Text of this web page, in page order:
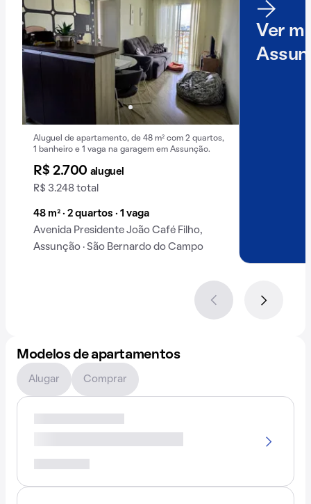
Aluguel de apartamento, de 48 m² com 2 quartos,
1 banheiro e 1 vaga na garagem em Assunção.
R$ 2.700 aluguel
R$ 3.248 total
48 m² · 2 quartos · 1 vaga
Avenida Presidente João Café Filho,
Assunção · São Bernardo do Campo
Ver
Modelos de apartamentos
Alugar Comprar